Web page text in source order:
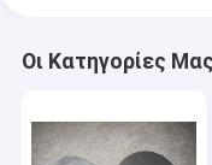
Ανθεκτικό ιστό
Οι Κατηγορίες Μας